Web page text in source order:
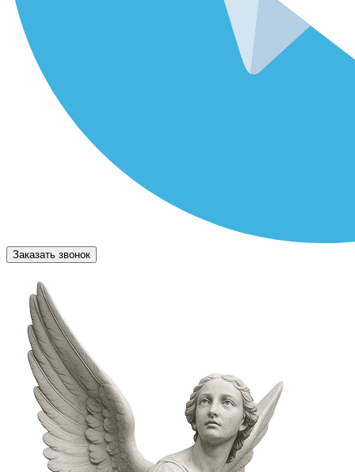
Заказать звонок